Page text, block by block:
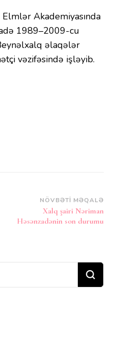
Akademiyasında
1989–2009-cu
əlaqələr
vəzifəsində işləyib.
NÖVBƏTI MƏQALƏ
Xalq şairi Nəriman
Həsənzadənin son durumu